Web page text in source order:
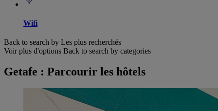
Wifi
Back to search by Les plus recherchés
Voir plus d'options Back to search by categories
Getafe : Parcourir les hôtels